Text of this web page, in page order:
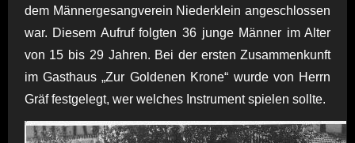
dem Männergesangverein Niederklein angeschlossen
war. Diesem Aufruf folgten 36 junge Männer im Alter
von 15 bis 29 Jahren. Bei der ersten Zusammenkunft
im Gasthaus „Zur Goldenen Krone“ wurde von Herrn
Gräf festgelegt, wer welches Instrument spielen sollte.